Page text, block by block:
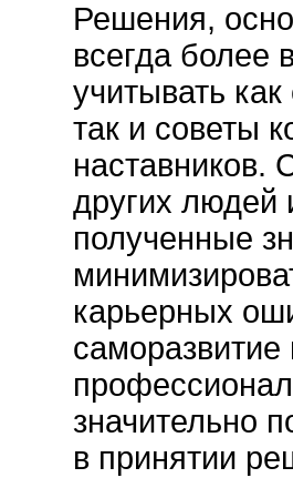
Решения,
всегда более
учитывать
так и советы
наставников.
других людей
полученные
карьерных
значительно
в принятии